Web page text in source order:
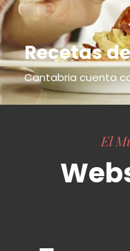
Recetas
Cantabria cuenta
El